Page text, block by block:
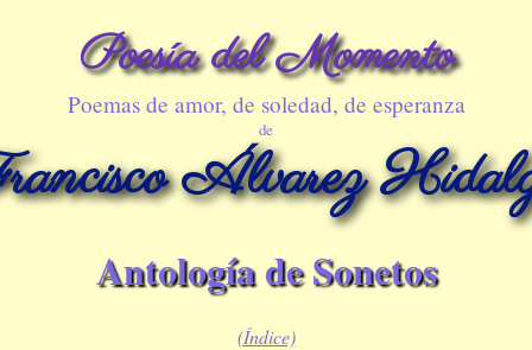
Poesía del Momento
Poemas de amor, de soledad, de esperanza
de
Álvarez
Antología de Sonetos
(Índice)